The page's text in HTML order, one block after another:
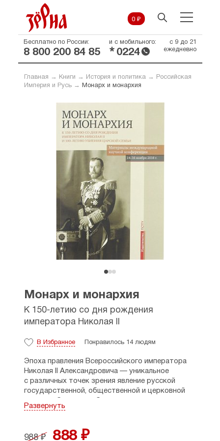
0 ₽
Бесплатно по России:
8 800 200 84 85
и с мобильного:
* 0224
с 9 до 21
ежедневно
Главная → Книги → История и политика→
Российская
Империя и Русь→ Монарх и монархия
Монарх и монархия
К 150-летию со дня рождения
императора Николая II
В Избранное Понравилось 14 людям
Эпоха правления Всероссийского императора
Николая II Александровича — уникальное
с различных точек зрения явление русской
государственной, общественной и церковной
значимыми для истории Российского
активное экономическое развитие, рост
Развернуть
988 ₽ 888 ₽